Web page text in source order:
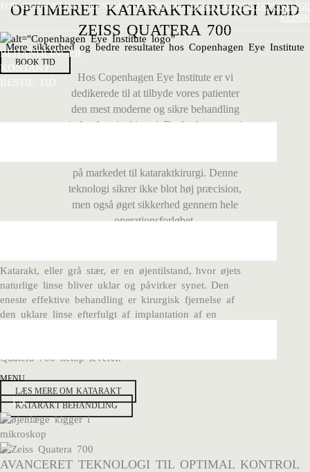
Gå
indholdet
FOR BEHANDLING GENNEM SYGESIKRING,BESØG VORES OFFENTLIGE
KLINIK
BEHANDLINGER
KONTAKT
BESTIL TID
MENU
EN
OPTIMERET KATARAKTKIRURGI MED
ZEISS QUATERA 700
Mere sikkerhed og bedre resultater hos Copenhagen Eye Institute
BOOK TID
Hos Copenhagen Eye Institute er vi
dedikerede til at tilbyde vores patienter
den mest moderne og sikre behandling
inden for øjenkirurgi. Derfor benytter vi
på markedet til kataraktkirurgi. Denne
teknologi sikrer ikke blot høj præcision,
men også øget sikkerhed gennem hele
operationsforløbet.
Katarakt, eller grå stær, er en øjentilstand, hvor øjets
naturlige linse bliver uklar og påvirker synet. Den
eneste effektive behandling er kirurgisk fjernelse af
den uklare linse efterfulgt af implantation af en
Quatera 700 netop leverer.
LÆS MERE OM KATARAKT
KATARAKT BEHANDLING
AVANCERET TEKNOLOGI TIL OPTIMAL KONTROL